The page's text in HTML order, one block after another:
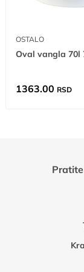
OSTALO
Oval vangla 70l
1363.00 RSD